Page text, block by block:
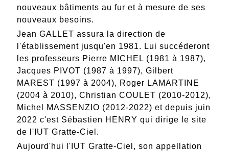
nouveaux bâtiments au fur et à mesure de ses
nouveaux besoins.
Jean GALLET assura la direction de
l'établissement jusqu'en 1981. Lui succéderont
les professeurs Pierre MICHEL (1981 à 1987),
Jacques PIVOT (1987 à 1997), Gilbert
MAREST (1997 à 2004), Roger LAMARTINE
(2004 à 2010), Christian COULET (2010-2012),
Michel MASSENZIO (2012-2022) et depuis juin
2022 c'est Sébastien HENRY qui dirige le site
de l'IUT Gratte-Ciel.
Aujourd'hui l'IUT Gratte-Ciel, son appellation